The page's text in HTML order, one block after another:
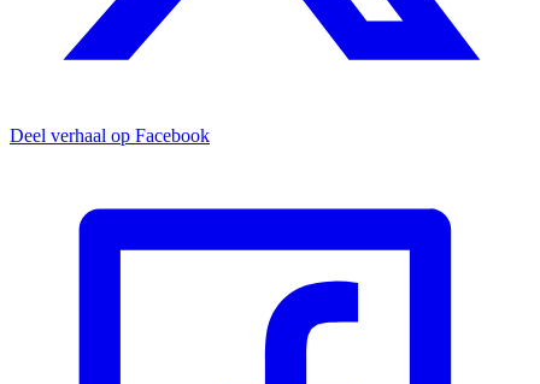
Deel verhaal op Facebook